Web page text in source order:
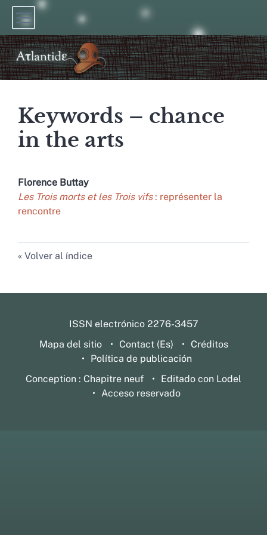
Keywords – chance
in the arts
Florence Buttay
Les Trois morts et les Trois vifs: représenter la
rencontre
Volver al índice
ISSN electrónico 2276-3457
Mapa del sitio
Contact (Es)
Créditos
Política de publicación
Conception : Chapitre neuf
Editado con Lodel
Acceso reservado